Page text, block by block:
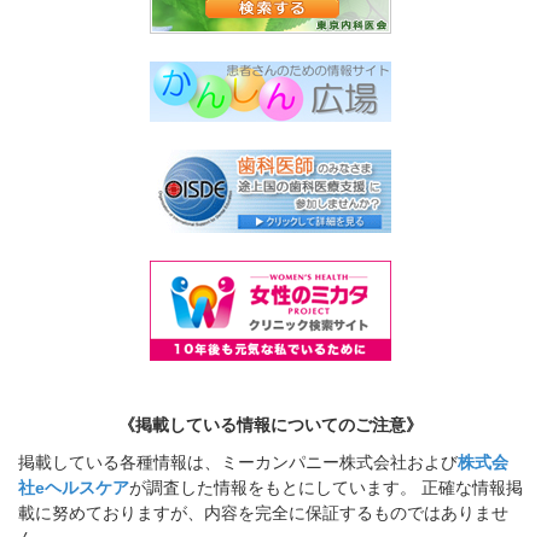
《掲載している情報についてのご注意》
掲載している各種情報は、ミーカンパニー株式会社および株式会
社eヘルスケアが調査した情報をもとにしています。 正確な情報掲
載に努めておりますが、内容を完全に保証するものではありませ